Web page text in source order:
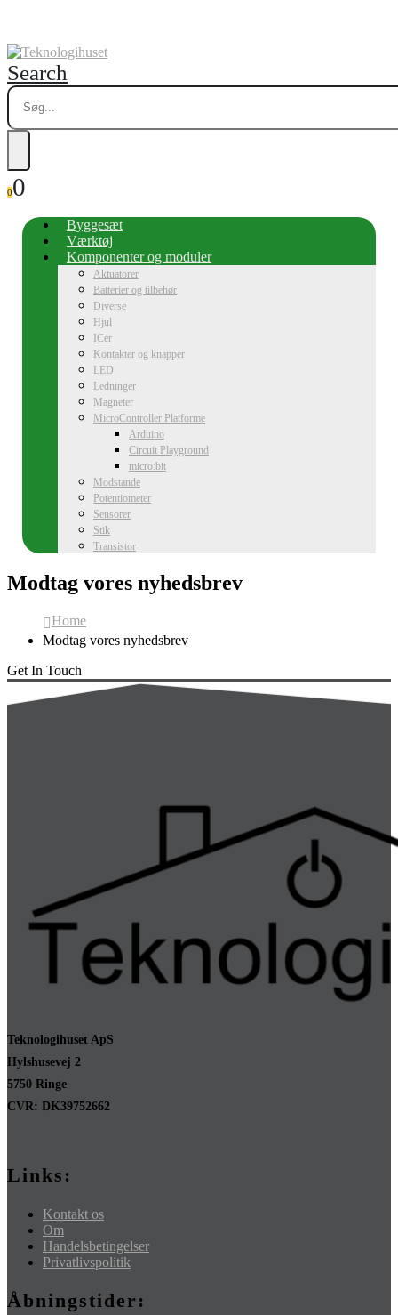
Search
00
Byggesæt
Værktøj
Komponenter og moduler
Aktuatorer
Batterier og tilbehør
Diverse
Hjul
ICer
Kontakter og knapper
LED
Ledninger
Magneter
MicroController Platforme
Arduino
Circuit Playground
micro:bit
Modstande
Potentiometer
Sensorer
Stik
Transistor
Modtag vores nyhedsbrev
Home
Modtag vores nyhedsbrev
Get In Touch
Teknologihuset ApS
Hylshusevej 2
5750 Ringe
CVR: DK39752662
Links:
Kontakt os
Om
Handelsbetingelser
Privatlivspolitik
Åbningstider: